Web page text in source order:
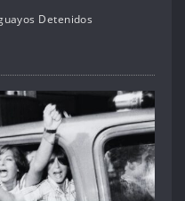
Detenidos